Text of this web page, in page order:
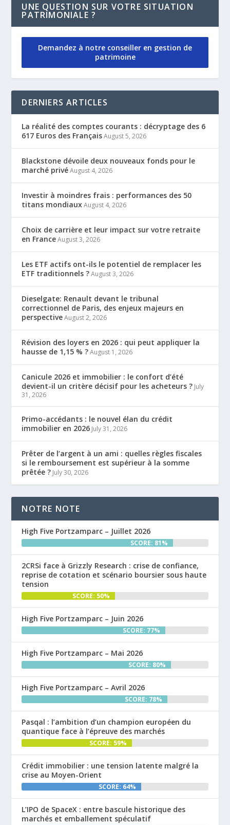
UNE QUESTION SUR VOTRE SITUATION
PATRIMONIALE ?
Demandez à notre conseiller en gestion de
patrimoine
DERNIERS ARTICLES
La réalité des comptes courants : décryptage des 6
617 Euros des Français August 5, 2026
Blackstone dévoile deux nouveaux fonds pour le
marché privé August 4, 2026
Investir à moindres frais : performances des 50
titans mondiaux August 4, 2026
Choix de carrière et leur impact sur votre retraite
en France August 3, 2026
Les ETF actifs ont-ils le potentiel de remplacer les
ETF traditionnels ? August 3, 2026
Dieselgate: Renault devant le tribunal
correctionnel de Paris, des enjeux majeurs en
perspective August 2, 2026
Révision des loyers en 2026 : qui peut appliquer la
hausse de 1,15 % ? August 1, 2026
Canicule 2026 et immobilier : le confort d’été
devient-il un critère décisif pour les acheteurs ? July
31, 2026
Primo-accédants : le nouvel élan du crédit
immobilier en 2026 July 31, 2026
Prêter de l’argent à un ami : quelles règles fiscales
si le remboursement est supérieur à la somme
prêtée ? July 30, 2026
NOTRE NOTE
High Five Portzamparc – Juillet 2026
SCORE: 81%
2CRSi face à Grizzly Research : crise de confiance,
reprise de cotation et scénario boursier sous haute
tension
SCORE: 50%
High Five Portzamparc – Juin 2026
SCORE: 77%
High Five Portzamparc – Mai 2026
SCORE: 80%
High Five Portzamparc – Avril 2026
SCORE: 78%
Pasqal : l’ambition d’un champion européen du
quantique face à l’épreuve des marchés
SCORE: 59%
Crédit immobilier : une tension latente malgré la
crise au Moyen-Orient
SCORE: 64%
L’IPO de SpaceX : entre bascule historique des
marchés et emballement spéculatif